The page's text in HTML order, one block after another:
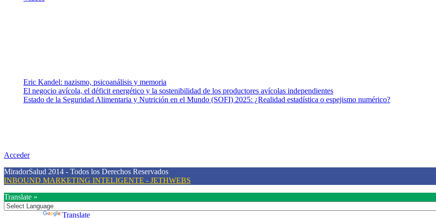
Eric Kandel: nazismo, psicoanálisis y memoria
El negocio avícola, el déficit energético y la sostenibilidad de los productores avícolas independientes
Estado de la Seguridad Alimentaria y Nutrición en el Mundo (SOFI) 2025: ¿Realidad estadística o espejismo numérico?
Acceder
MiradorSalud 2014 - Todos los Derechos Reservados
INBOUND MARKETING INTELIGENTE - JETHWEBS
Translate »
Translate